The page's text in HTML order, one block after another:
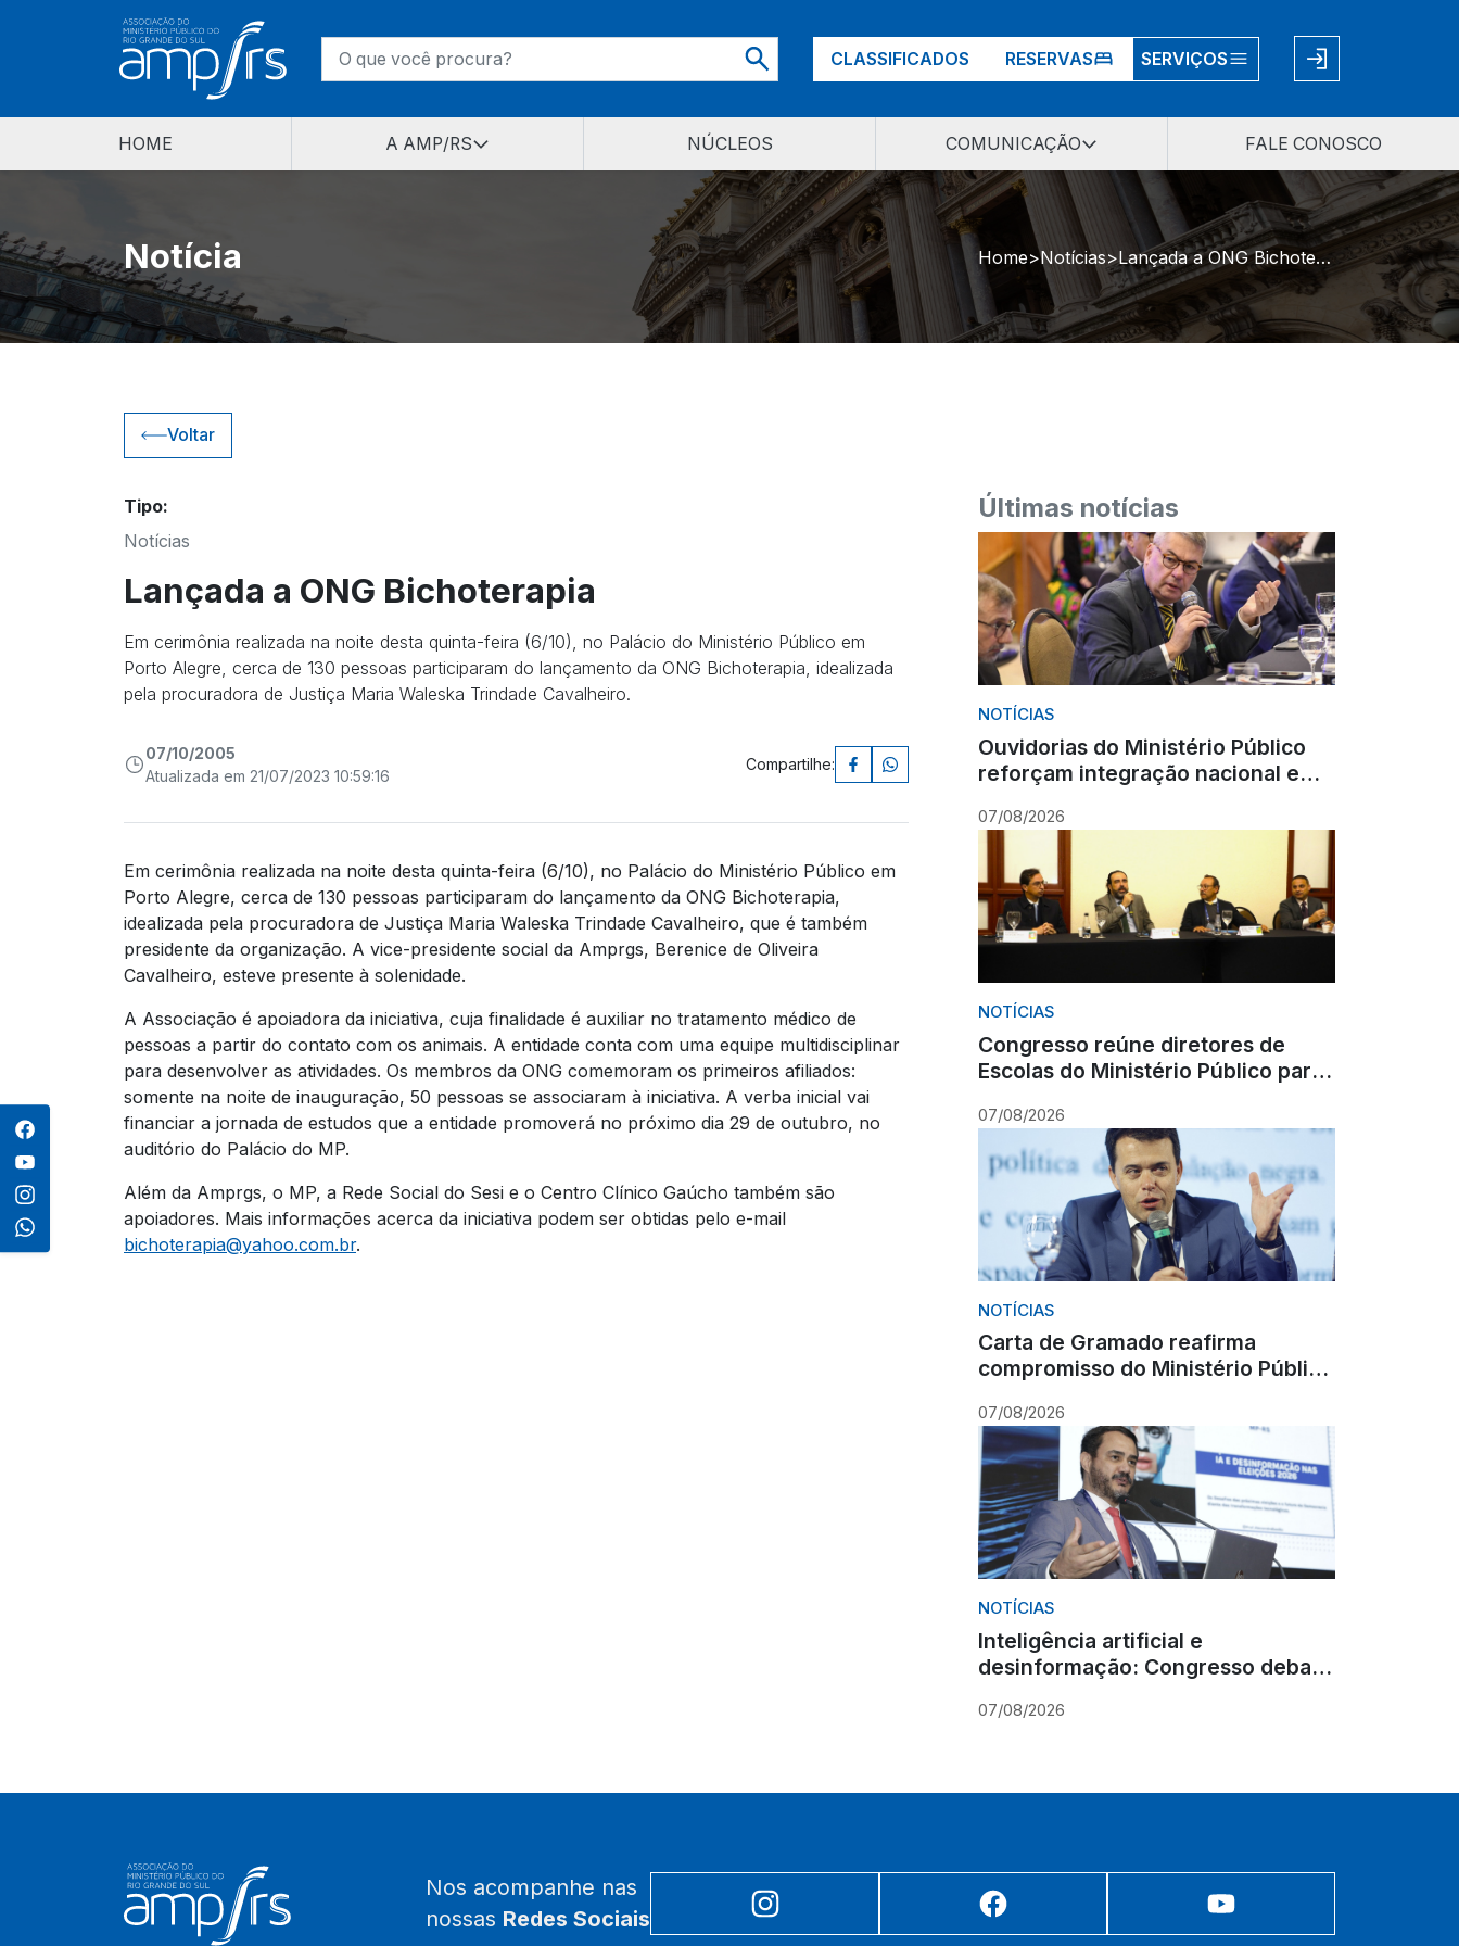
CLASSIFICADOS RESERVAS SERVIÇOS
HOME A AMP/RS NÚCLEOS COMUNICAÇÃO FALE CONOSCO
Notícia Home Notícias Lançada a ONG Bichoterapia
Voltar
Tipo:
Notícias
Lançada a ONG Bichoterapia
Em cerimônia realizada na noite desta quinta-feira (6/10), no Palácio do Ministério Público em
Porto Alegre, cerca de 130 pessoas participaram do lançamento da ONG Bichoterapia, idealizada
pela procuradora de Justiça Maria Waleska Trindade Cavalheiro.
07/10/2005
Atualizada em 21/07/2023 10:59:16
Compartilhe:
Em cerimônia realizada na noite desta quinta-feira (6/10), no Palácio do Ministério Público em
Porto Alegre, cerca de 130 pessoas participaram do lançamento da ONG Bichoterapia,
idealizada pela procuradora de Justiça Maria Waleska Trindade Cavalheiro, que é também
presidente da organização. A vice-presidente social da Amprgs, Berenice de Oliveira
Cavalheiro, esteve presente à solenidade.
A Associação é apoiadora da iniciativa, cuja finalidade é auxiliar no tratamento médico de
pessoas a partir do contato com os animais. A entidade conta com uma equipe multidisciplinar
para desenvolver as atividades. Os membros da ONG comemoram os primeiros afiliados:
somente na noite de inauguração, 50 pessoas se associaram à iniciativa. A verba inicial vai
financiar a jornada de estudos que a entidade promoverá no próximo dia 29 de outubro, no
auditório do Palácio do MP.
Além da Amprgs, o MP, a Rede Social do Sesi e o Centro Clínico Gaúcho também são
apoiadores. Mais informações acerca da iniciativa podem ser obtidas pelo e-mail
bichoterapia@yahoo.com.br.
Últimas notícias
NOTÍCIAS
Ouvidorias do Ministério Público
reforçam integração nacional em
07/08/2026
NOTÍCIAS
Congresso reúne diretores de
Escolas do Ministério Público para
07/08/2026
NOTÍCIAS
Carta de Gramado reafirma
compromisso do Ministério Público
Constituição
07/08/2026
NOTÍCIAS
Inteligência artificial e
desinformação: Congresso debate
07/08/2026
Nos acompanhe nas
nossas Redes Sociais